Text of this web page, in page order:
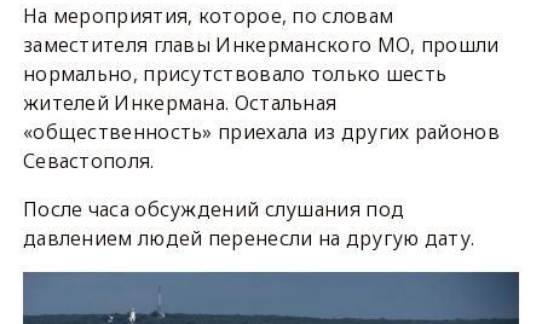
На мероприятия, которое, по словам
заместителя главы Инкерманского МО, прошли
нормально, присутствовало только шесть
жителей Инкермана. Остальная
«общественность» приехала из других районов
Севастополя.
После часа обсуждений слушания под
давлением людей перенесли на другую дату.